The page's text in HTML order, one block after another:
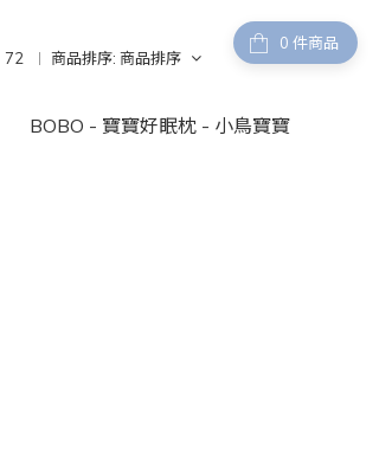
件商品
72 商品排序: 商品排序